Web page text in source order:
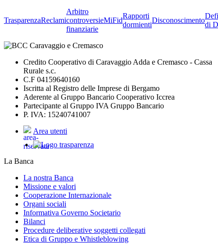
TrasparenzaReclami
Arbitro
controversie
finanziarie
MiFid
Rapporti
dormienti
Disconoscimento
di
Credito Cooperativo di Caravaggio Adda e Cremasco - Cassa
Rurale s.c.
C.F 04159640160
Iscritta al Registro delle Imprese di Bergamo
Aderente al Gruppo Bancario Cooperativo Iccrea
Partecipante al Gruppo IVA Gruppo Bancario
P. IVA: 15240741007
Area utenti
La Banca
La nostra Banca
Missione e valori
Cooperazione Internazionale
Organi sociali
Informativa Governo Societario
Bilanci
Procedure deliberative soggetti collegati
Etica di Gruppo e Whistleblowing